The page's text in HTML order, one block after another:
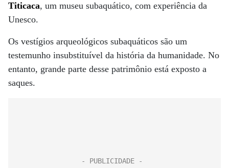
Titicaca, um museu subaquático, com experiência da
Unesco.
Os vestígios arqueológicos subaquáticos são um
testemunho insubstituível da história da humanidade. No
entanto, grande parte desse patrimônio está exposto a
saques.